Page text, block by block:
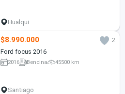
Hualqui
$8.990.000
2
Ford focus 2016
2016 Bencina 45500 km
Santiago